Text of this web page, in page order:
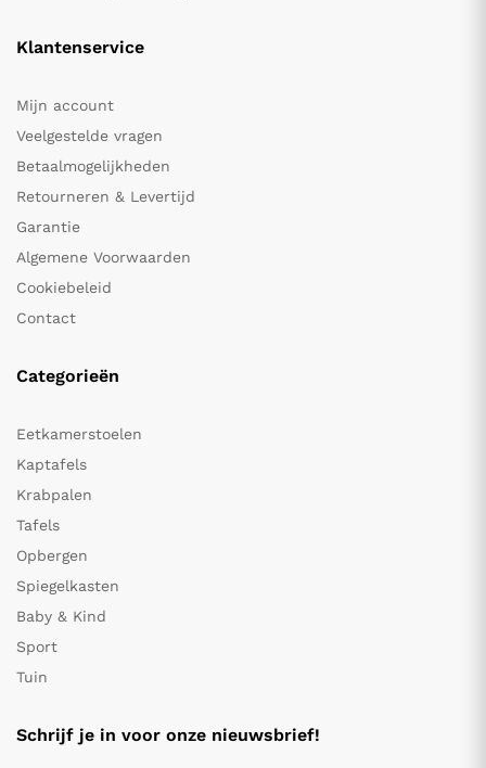
Klantenservice
Mijn account
Veelgestelde vragen
Betaalmogelijkheden
Retourneren & Levertijd
Garantie
Algemene Voorwaarden
Cookiebeleid
Contact
Categorieën
Eetkamerstoelen
Kaptafels
Krabpalen
Tafels
Opbergen
Spiegelkasten
Baby & Kind
Sport
Tuin
Schrijf je in voor onze nieuwsbrief!